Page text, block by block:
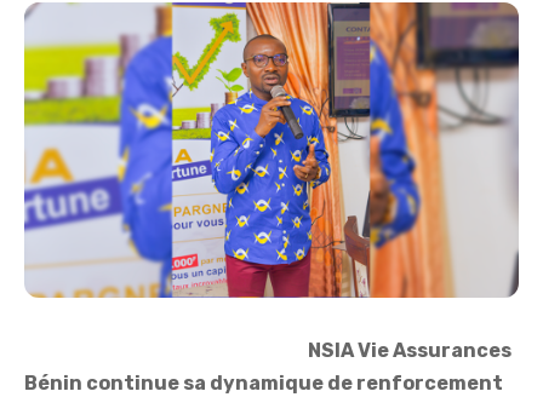
NSIA Vie Assurances
Bénin continue sa dynamique de renforcement